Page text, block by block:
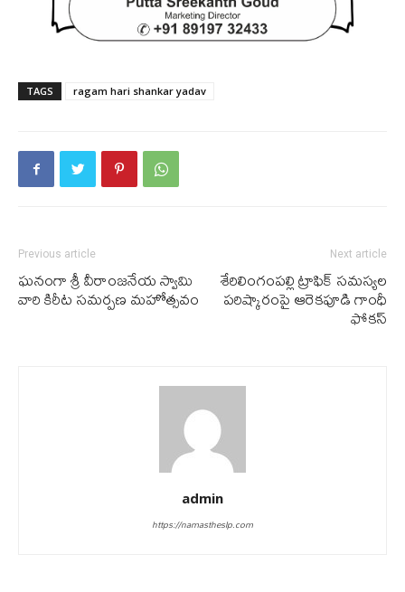
TAGS ragam hari shankar yadav
Previous article
ఘ‌నంగా శ్రీ వీరాంజనేయ స్వామి
వారి కిరీట సమర్పణ మహోత్సవం
Next article
శేరిలింగంపల్లి ట్రాఫిక్ సమస్యల
పరిష్కారంపై ఆరెకపూడి గాంధీ
ఫోకస్
admin
https://namastheslp.com